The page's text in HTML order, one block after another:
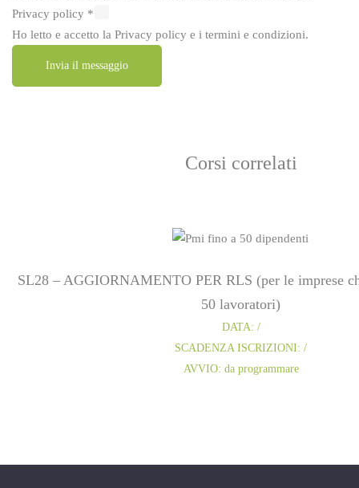
Privacy policy *
Ho letto e accetto la Privacy policy e i termini e condizioni.
Invia il messaggio
Corsi correlati
SL28 – AGGIORNAMENTO PER RLS (per le imprese
50 lavoratori)
DATA: /
SCADENZA ISCRIZIONI: /
AVVIO: da programmare